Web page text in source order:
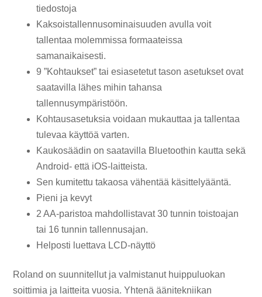
tiedostoja
Kaksoistallennusominaisuuden avulla voit
tallentaa molemmissa formaateissa
samanaikaisesti.
9 ”Kohtaukset” tai esiasetetut tason asetukset ovat
saatavilla lähes mihin tahansa
tallennusympäristöön.
Kohtausasetuksia voidaan mukauttaa ja tallentaa
tulevaa käyttöä varten.
Kaukosäädin on saatavilla Bluetoothin kautta sekä
Android- että iOS-laitteista.
Sen kumitettu takaosa vähentää käsittelyääntä.
Pieni ja kevyt
2 AA-paristoa mahdollistavat 30 tunnin toistoajan
tai 16 tunnin tallennusajan.
Helposti luettava LCD-näyttö
Roland on suunnitellut ja valmistanut huippuluokan
soittimia ja laitteita vuosia. Yhtenä äänitekniikan